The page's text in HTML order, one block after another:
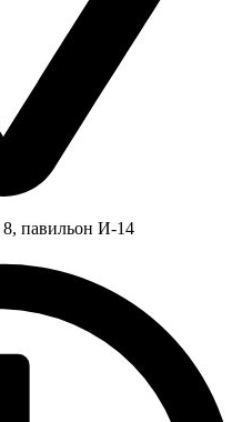
8, павильон И-14